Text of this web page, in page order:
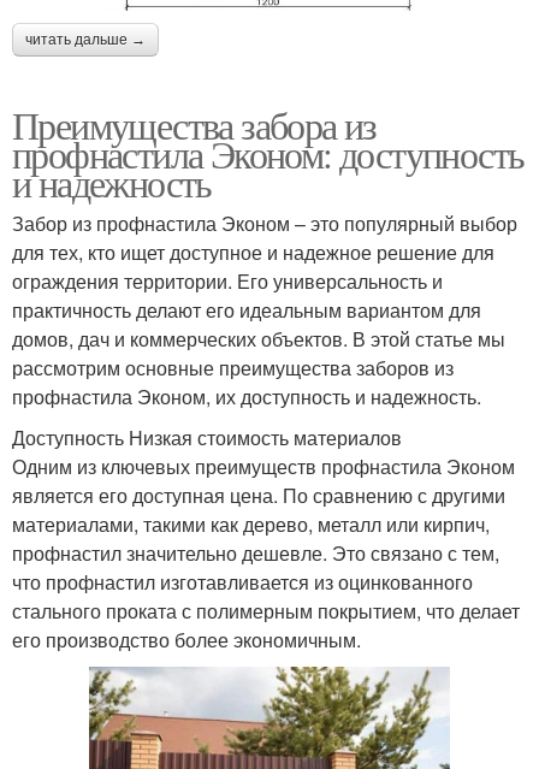
читать дальше →
Преимущества забора из
профнастила Эконом: доступность
и надежность
Забор из профнастила Эконом – это популярный выбор
для тех, кто ищет доступное и надежное решение для
ограждения территории. Его универсальность и
практичность делают его идеальным вариантом для
домов, дач и коммерческих объектов. В этой статье мы
рассмотрим основные преимущества заборов из
профнастила Эконом, их доступность и надежность.
Доступность Низкая стоимость материалов
Одним из ключевых преимуществ профнастила Эконом
является его доступная цена. По сравнению с другими
материалами, такими как дерево, металл или кирпич,
профнастил значительно дешевле. Это связано с тем,
что профнастил изготавливается из оцинкованного
стального проката с полимерным покрытием, что делает
его производство более экономичным.